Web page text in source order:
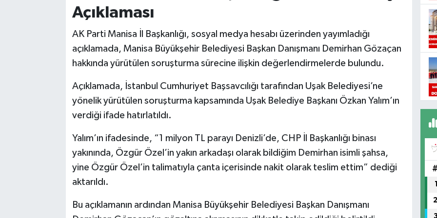
Açıklaması
AK Parti Manisa İl Başkanlığı, sosyal medya hesabı üzerinden yayımladığı
açıklamada, Manisa Büyükşehir Belediyesi Başkan Danışmanı Demirhan Gözaçan
hakkında yürütülen soruşturma sürecine ilişkin değerlendirmelerde bulundu.
Açıklamada, İstanbul Cumhuriyet Başsavcılığı tarafından Uşak Belediyesi’ne
yönelik yürütülen soruşturma kapsamında Uşak Belediye Başkanı Özkan Yalım’ın
verdiği ifade hatırlatıldı.
Yalım’ın ifadesinde, “1 milyon TL parayı Denizli’de, CHP İl Başkanlığı binası
yakınında, Özgür Özel’in yakın arkadaşı olarak bildiğim Demirhan isimli şahsa,
yine Özgür Özel’in talimatıyla çanta içerisinde nakit olarak teslim ettim” dediği
aktarıldı.
Bu açıklamanın ardından Manisa Büyükşehir Belediyesi Başkan Danışmanı
#
1
2